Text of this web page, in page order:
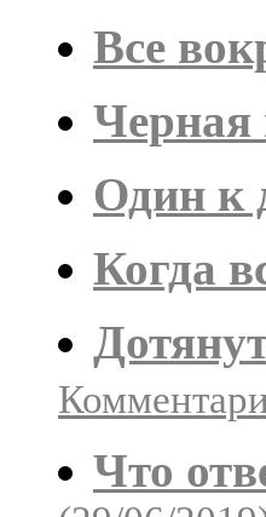
Все
Черная
Один к
Когда
Что